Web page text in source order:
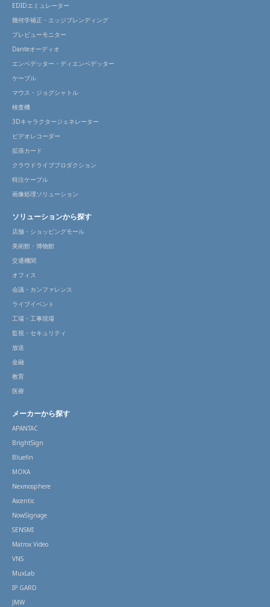
EDIDエミュレーター
幾何学補正・エッジブレンディング
プレビューモニター
Danteオーディオ
エンベデッター・ディエンベデッター
ケーブル
マウス・ジョグシャトル
検査機
3Dキャラクタージェネレーター
ビデオレコーダー
拡張カード
クラウドライブプロダクション
特注ケーブル
画像処理ソリューション
ソリューションから探す
店舗・ショッピングモール
美術館・博物館
交通機関
オフィス
会議・カンファレンス
ライブイベント
工場・工事現場
監視・セキュリティ
放送
金融
教育
医療
メーカーから探す
APANTAC
BrightSign
Bluefin
MOKA
Nexmosphere
Ascentic
NowSignage
SENSMI
Matrox Video
VNS
MuxLab
IP GARD
JMW